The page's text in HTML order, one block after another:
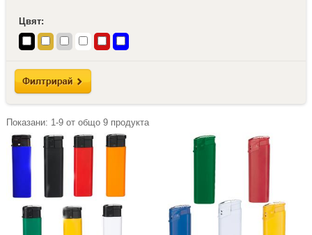
Цвят:
Показани: 1-9от общо 9продукта